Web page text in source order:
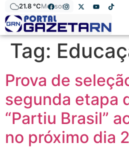
21.8 °CMossoró
Tag:
Prova de
segunda etapa
“Partiu Brasil”
no próximo dia